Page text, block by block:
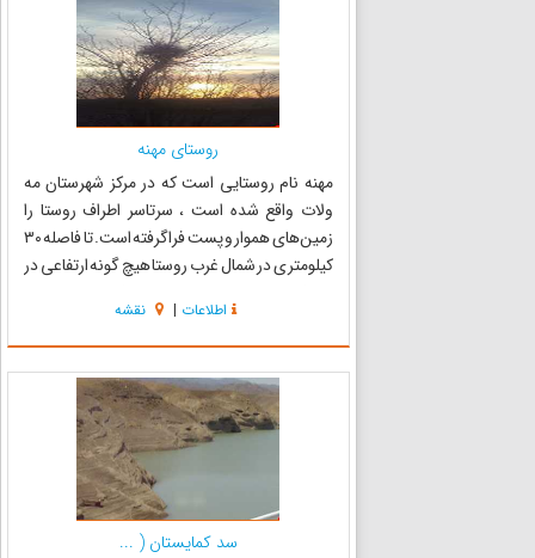
روستای مهنه
مهنه نام روستایی است که در مرکز شهرستان مه
ولات واقع شده است ، سرتاسر اطراف روستا را
زمین‌های هموار و پست فراگرفته است. تا فاصله ۳۰
کیلومتری در شمال غرب روستا هیچ گونه ارتفاعی در
کوه‌های قلعه جوق در شمال روستا غرب است که
فاصله آن با روستا ۳...
اطلاعات | نقشه
سد کمایستان ( ...